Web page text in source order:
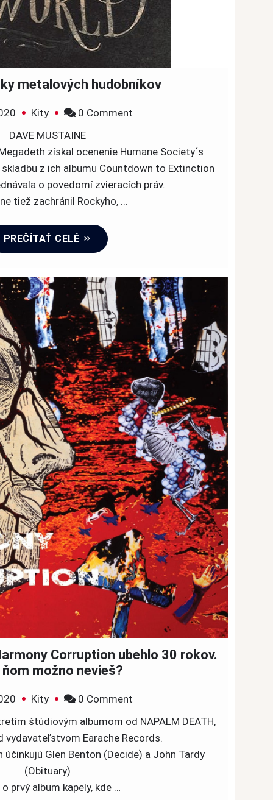
metalových hudobníkov
Kity 0 Comment
skutky
metalových
hudobníkov
DAVE MUSTAINE
získal ocenenie Humane Society´s
z ich albumu Countdown to Extinction
o povedomí zvieracích práv.
tiež zachránil Rockyho, …
PREČÍTAŤ CELÉ
Corruption ubehlo 30 rokov.
ňom možno nevieš?
Kity 0 Comment
albumu
Harmony
štúdiovým albumom od NAPALM DEATH,
vydavateľstvom Earache Records.
účinkujú Glen Benton (Decide) a John Tardy
(Obituary)
prvý album kapely, kde …